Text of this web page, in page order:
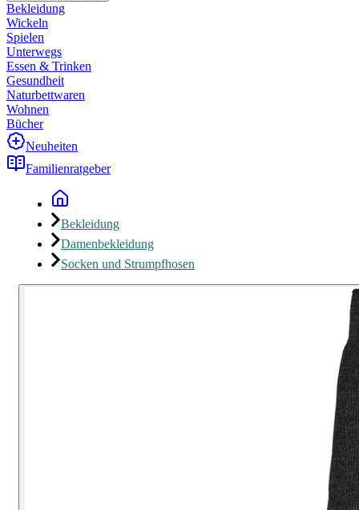
Bekleidung
Wickeln
Spielen
Unterwegs
Essen & Trinken
Gesundheit
Naturbettwaren
Wohnen
Bücher
Neuheiten
Familienratgeber
Bekleidung
Damenbekleidung
Socken und Strumpfhosen